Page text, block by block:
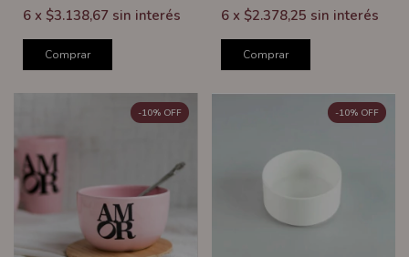
6 x $3.138,67 sin interés
Comprar
6 x $2.378,25 sin interés
Comprar
-10% OFF -10% OFF